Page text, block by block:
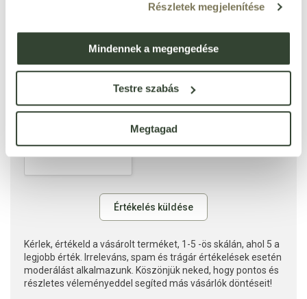
Részletek megjelenítése
Mindennek a megengedése
Testre szabás
Megtagad
Kérlek, értékeld a vásárolt terméket, 1-5 -ös skálán, ahol 5 a
legjobb érték. Irreleváns, spam és trágár értékelések esetén
moderálást alkalmazunk. Köszönjük neked, hogy pontos és
részletes véleményeddel segíted más vásárlók döntéseit!